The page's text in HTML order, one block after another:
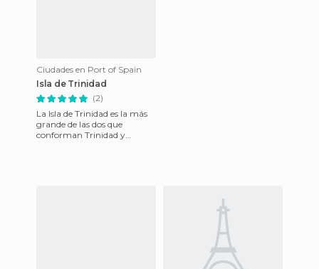
Ciudades en Port of Spain
Isla de Trinidad
(2)
La Isla de Trinidad es la más
grande de las dos que
conforman Trinidad y